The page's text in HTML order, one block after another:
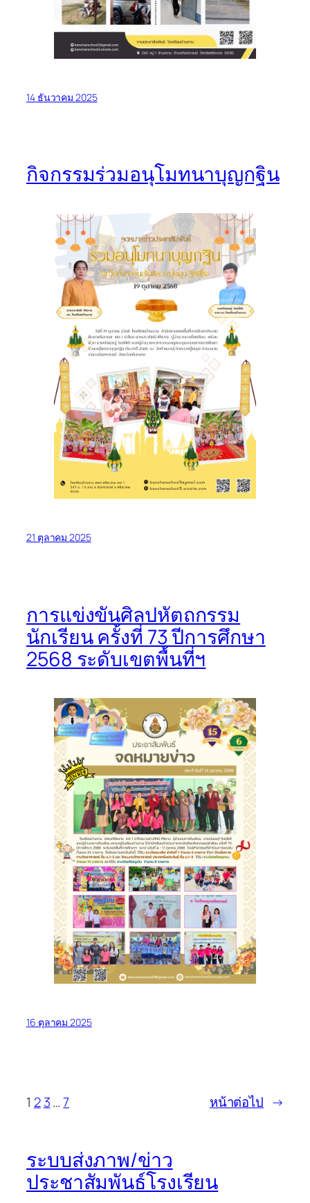
14 ธันวาคม 2025
กิจกรรมร่วมอนุโมทนาบุญกฐิน
21 ตุลาคม 2025
การแข่งขันศิลปหัตถกรรม
นักเรียน ครั้งที่ 73 ปีการศึกษา
2568 ระดับเขตพื้นที่ฯ
16 ตุลาคม 2025
1 2 3… 7 หน้าต่อไป →
ระบบส่งภาพ/ข่าว
ประชาสัมพันธ์โรงเรียน